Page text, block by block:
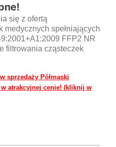
się z ofertą
medycznych spełniających
FFP2 NR
filtrowania cząsteczek
sprzedaży Półmaski
atrakcyjnej cenie! (kliknij w